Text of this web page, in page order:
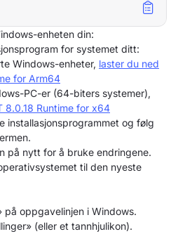
enheten din:
for systemet ditt:
Windows-enheter, laster du ned
for Arm64
PC-er (64-biters systemer),
8.0.18 Runtime for x64
installasjonsprogrammet og følg
på nytt for å bruke endringene.
til den nyeste
på oppgavelinjen i Windows.
(eller et tannhjulikon).